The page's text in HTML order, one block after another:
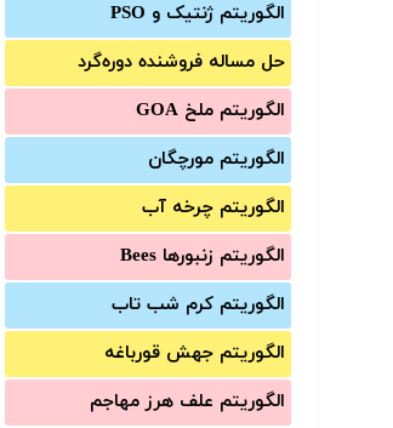
الگوریتم ژنتیک و PSO
حل مساله فروشنده دوره‌گرد
الگوریتم ملخ GOA
الگوریتم مورچگان
الگوریتم چرخه آب
الگوریتم زنبورها Bees
الگوریتم کرم شب تاب
الگوریتم جهش قورباغه
الگوریتم علف هرز مهاجم